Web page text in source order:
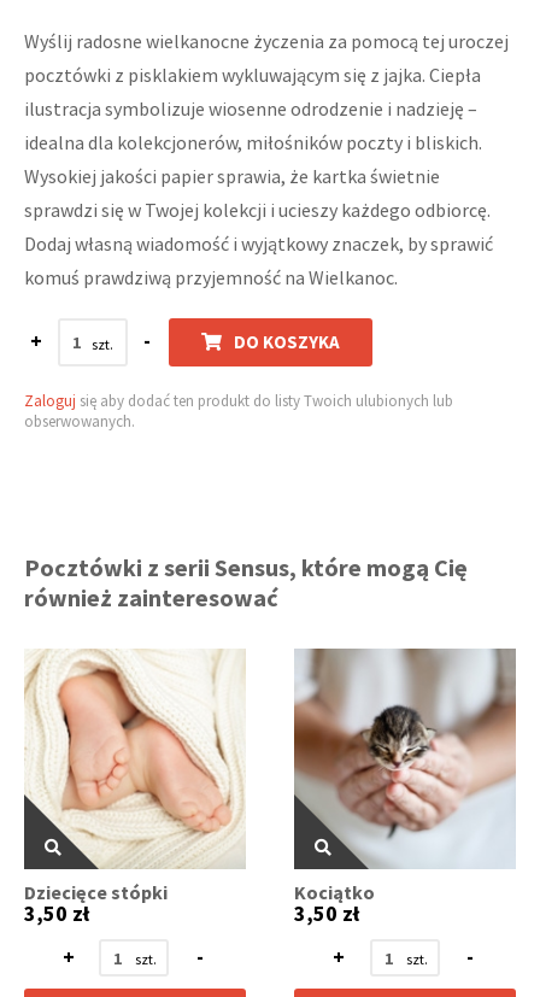
Wyślij radosne wielkanocne życzenia za pomocą tej uroczej
pocztówki z pisklakiem wykluwającym się z jajka. Ciepła
ilustracja symbolizuje wiosenne odrodzenie i nadzieję –
idealna dla kolekcjonerów, miłośników poczty i bliskich.
Wysokiej jakości papier sprawia, że kartka świetnie
sprawdzi się w Twojej kolekcji i ucieszy każdego odbiorcę.
Dodaj własną wiadomość i wyjątkowy znaczek, by sprawić
komuś prawdziwą przyjemność na Wielkanoc.
+ - DO KOSZYKA
Zaloguj się aby dodać ten produkt do listy Twoich ulubionych lub
obserwowanych.
Pocztówki z serii Sensus, które mogą Cię
również zainteresować
Dziecięce stópki
3,50 zł
+
-
Kociątko
3,50 zł
+
-